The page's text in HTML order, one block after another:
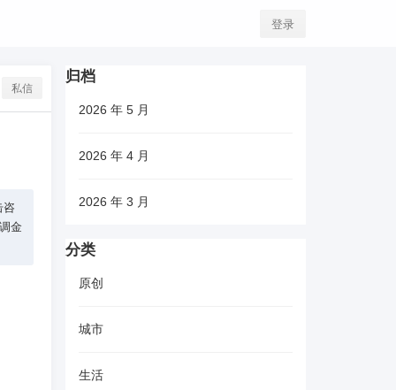
登录
私信
咨
金
归档
2026 年 5 月
2026 年 4 月
2026 年 3 月
分类
原创
城市
生活